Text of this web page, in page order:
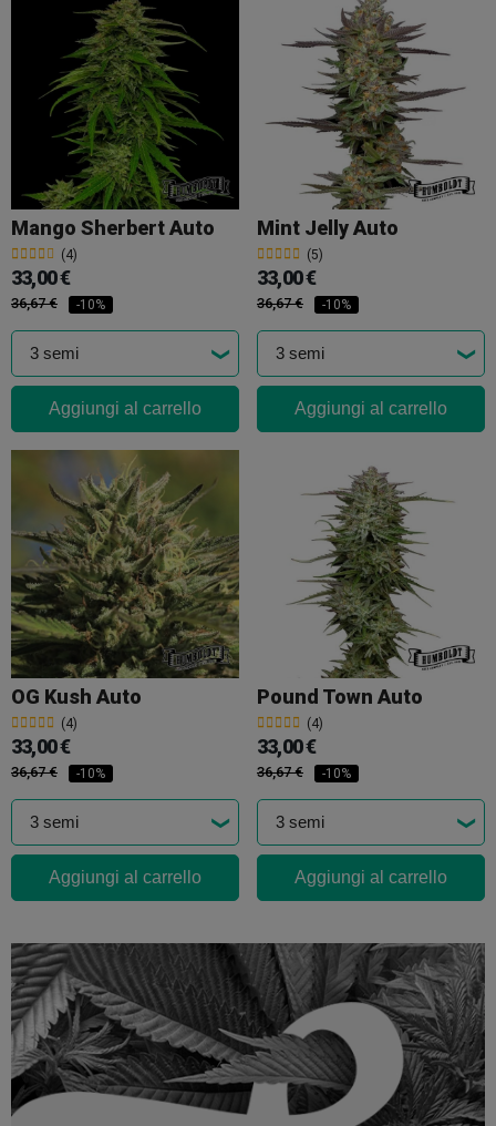
Mango Sherbert Auto
(4)
33,00 €
36,67 € -10%
Aggiungi al carrello
Mint Jelly Auto
(5)
33,00 €
36,67 € -10%
Aggiungi al carrello
OG Kush Auto
(4)
33,00 €
36,67 € -10%
Aggiungi al carrello
Pound Town Auto
(4)
33,00 €
36,67 € -10%
Aggiungi al carrello